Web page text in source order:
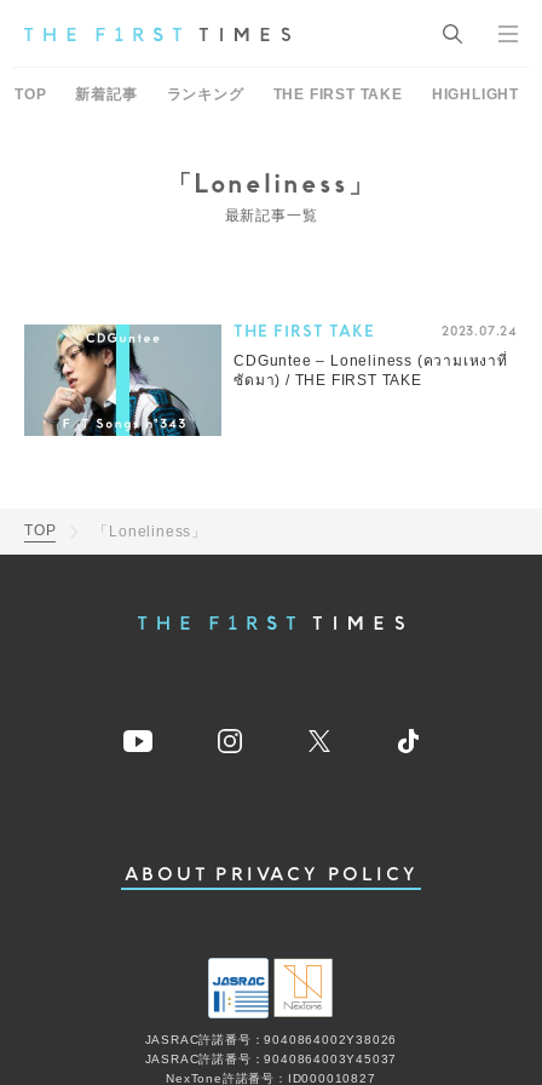
TOP 新着記事 ランキング THE FIRST TAKE HIGHLIGHT
「Loneliness」
最新記事一覧
THE FIRST TAKE 2023.07.24
CDGuntee – Loneliness (ความเหงาที่
ซัดมา) / THE FIRST TAKE
TOP 「Loneliness」
ABOUT PRIVACY POLICY
JASRAC許諾番号：9040864002Y38026
JASRAC許諾番号：9040864003Y45037
NexTone許諾番号：ID000010827